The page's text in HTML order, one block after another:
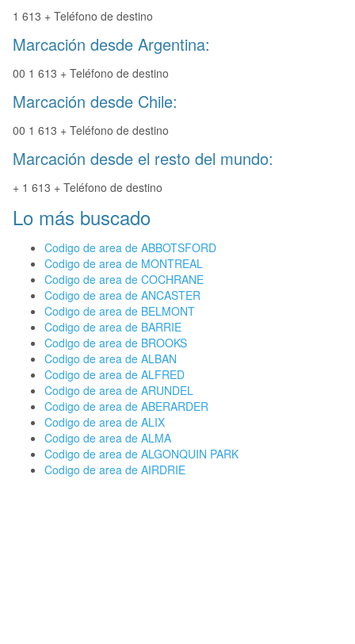
1 613 + Teléfono de destino
Marcación desde Argentina:
00 1 613 + Teléfono de destino
Marcación desde Chile:
00 1 613 + Teléfono de destino
Marcación desde el resto del mundo:
+ 1 613 + Teléfono de destino
Lo más buscado
Codigo de area de ABBOTSFORD
Codigo de area de MONTREAL
Codigo de area de COCHRANE
Codigo de area de ANCASTER
Codigo de area de BELMONT
Codigo de area de BARRIE
Codigo de area de BROOKS
Codigo de area de ALBAN
Codigo de area de ALFRED
Codigo de area de ARUNDEL
Codigo de area de ABERARDER
Codigo de area de ALIX
Codigo de area de ALMA
Codigo de area de ALGONQUIN PARK
Codigo de area de AIRDRIE